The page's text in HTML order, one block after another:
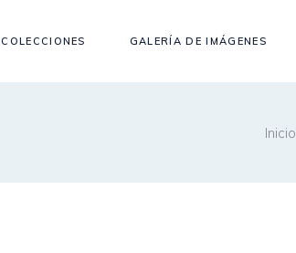
COLECCIONES GALERÍA DE IMÁGENES
Inicio